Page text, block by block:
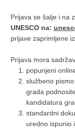
Prijava se šalje i na
UNESCO na:
prijave zaprimljene
Prijava mora
popunjeni
službeno
grada
kandidatura
standardni
uredno ispunio